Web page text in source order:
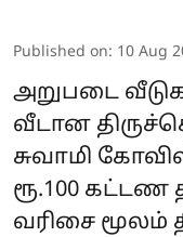
Published on: 10 Aug
அறுபடை
வீடான
சுவாமி
ரூ.100 கட்டண
வரிசை மூலம்